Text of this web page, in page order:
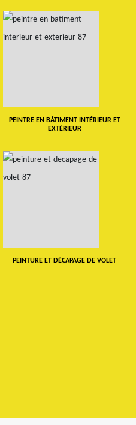
PEINTRE EN BÂTIMENT INTÉRIEUR ET
EXTÉRIEUR
PEINTURE ET DÉCAPAGE DE VOLET